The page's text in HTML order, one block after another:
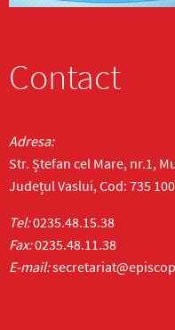
Contact
Adresa:
Str. Ștefan cel Mare, nr.1,
Județul Vaslui, Cod: 735 100
Tel:0235.48.15.38
Fax:0235.48.11.38
E-mail: